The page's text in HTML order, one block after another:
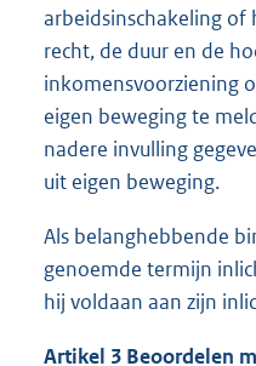
arbeidsinschakeling
recht, de duur en de
inkomensvoorziening
eigen beweging te
nadere invulling
uit eigen beweging.
Als belanghebbende
genoemde termijn
hij voldaan aan zijn
Artikel 3 Beoordelen